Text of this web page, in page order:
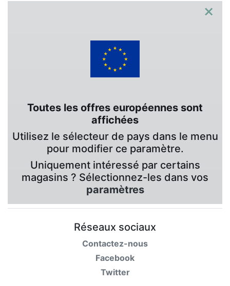
×
Toutes les offres européennes sont
affichées
Utilisez le sélecteur de pays dans le menu
pour modifier ce paramètre.
Uniquement intéressé par certains
magasins ? Sélectionnez-les dans vos
paramètres
Réseaux sociaux
Contactez-nous
Facebook
Twitter